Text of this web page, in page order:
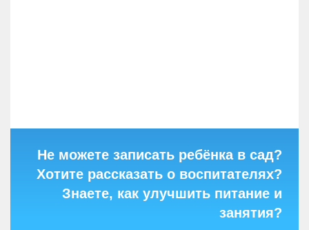
Не можете записать ребёнка в сад?
Хотите рассказать о воспитателях?
Знаете, как улучшить питание и
занятия?